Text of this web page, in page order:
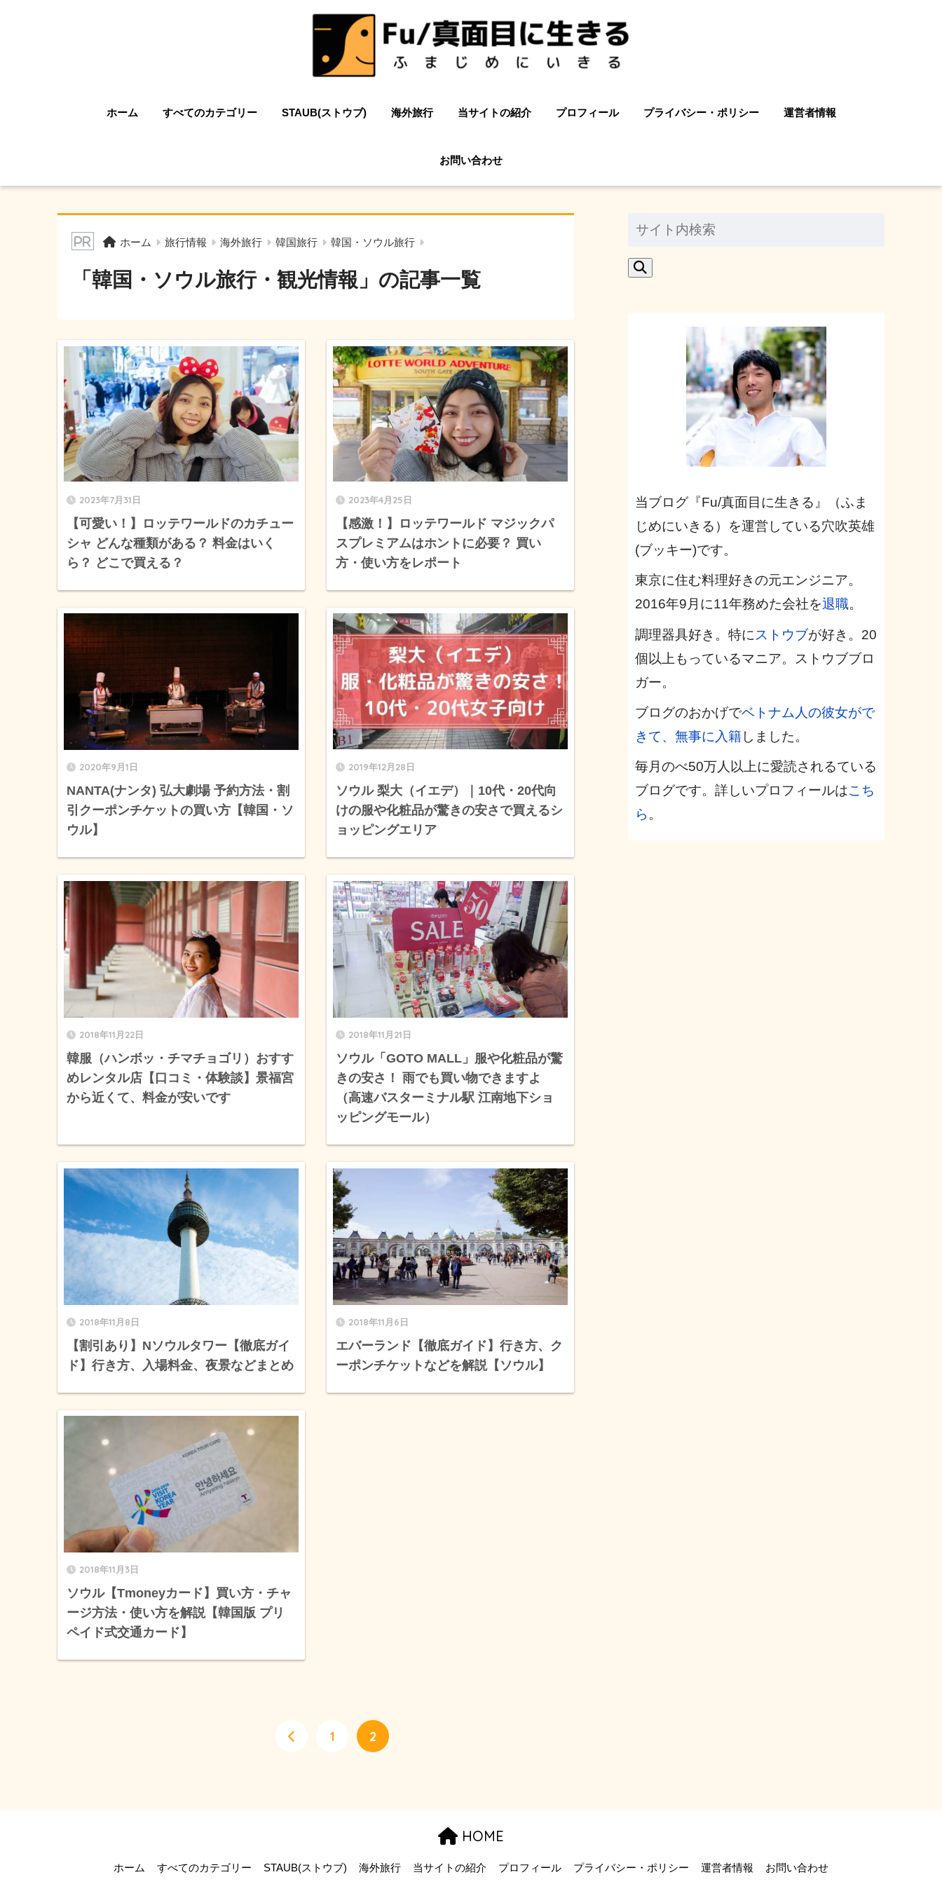
ホーム すべてのカテゴリー STAUB(ストウブ) 海外旅行 当サイトの紹介 プロフィール プライバシー・ポリシー 運営者情報
お問い合わせ
ホーム 旅行情報 海外旅行 韓国旅行 韓国・ソウル旅行
「韓国・ソウル旅行・観光情報」の記事一覧
2023年7月31日
【可愛い！】ロッテワールドのカチュー
シャ どんな種類がある？ 料金はいく
ら？ どこで買える？
2023年4月25日
【感激！】ロッテワールド マジックパ
スプレミアムはホントに必要？ 買い
方・使い方をレポート
2020年9月1日
NANTA(ナンタ) 弘大劇場 予約方法・割
引クーポンチケットの買い方【韓国・ソ
ウル】
2019年12月28日
ソウル 梨大（イエデ）｜10代・20代向
けの服や化粧品が驚きの安さで買えるシ
ョッピングエリア
2018年11月22日
韓服（ハンボッ・チマチョゴリ）おすす
めレンタル店【口コミ・体験談】景福宮
から近くて、料金が安いです
2018年11月21日
ソウル「GOTO MALL」服や化粧品が驚
きの安さ！ 雨でも買い物できますよ
（高速バスターミナル駅 江南地下ショ
ッピングモール）
2018年11月8日
【割引あり】Nソウルタワー【徹底ガイ
ド】行き方、入場料金、夜景などまとめ
2018年11月6日
エバーランド【徹底ガイド】行き方、ク
ーポンチケットなどを解説【ソウル】
2018年11月3日
ソウル【Tmoneyカード】買い方・チャ
ージ方法・使い方を解説【韓国版 プリ
ペイド式交通カード】
1 2
当ブログ『Fu/真面目に生きる』（ふま
じめにいきる）を運営している穴吹英雄
(ブッキー)です。
東京に住む料理好きの元エンジニア。
2016年9月に11年務めた会社を退職。
調理器具好き。特に ストウブが好き。20
個以上もっているマニア。ストウブブロ
ガー。
ブログのおかげでベトナム人の彼女がで
きて、無事に入籍 しました。
毎月のべ50万人以上に愛読されるている
ブログです。詳しいプロフィールはこち
ら 。
HOME
ホーム すべてのカテゴリー STAUB(ストウブ) 海外旅行 当サイトの紹介 プロフィール プライバシー・ポリシー 運営者情報 お問い合わせ